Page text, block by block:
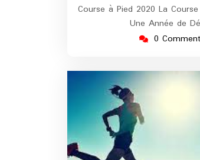
Course à Pied 2020 La
Une Année de
0